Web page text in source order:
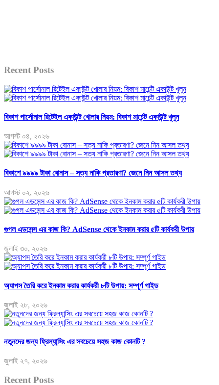
Recent Posts
বিকাশ পার্সোনাল রিটেইল একাউন্ট খোলার নিয়ম: বিকাশ মার্চেন্ট একাউন্ট খুলুন
আগস্ট ০৪, ২০২৬
বিকাশে ৯৯৯৯ টাকা বোনাস – সত্য নাকি প্রতারণা? জেনে নিন আসল তথ্য
আগস্ট ০২, ২০২৬
গুগল এডসেন্স এর কাজ কি? AdSense থেকে ইনকাম করার ৫টি কার্যকরী উপায়
জুলাই ৩০, ২০২৬
অ্যাপস তৈরি করে ইনকাম করার কার্যকরী ৮টি উপায়: সম্পূর্ণ গাইড
জুলাই ২৮, ২০২৬
নতুনদের জন্য ফ্রিল্যান্সিং এর সবচেয়ে সহজ কাজ কোনটি ?
জুলাই ২৭, ২০২৬
Recent Posts